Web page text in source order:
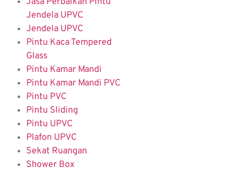
Jendela UPVC
Jendela UPVC
Pintu Kaca Tempered
Glass
Pintu Kamar Mandi
Pintu Kamar Mandi PVC
Pintu PVC
Pintu Sliding
Pintu UPVC
Plafon UPVC
Sekat Ruangan
Shower Box